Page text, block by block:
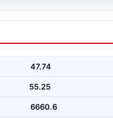
Erdoğan, Devlet
47.74
55.25
6660.6